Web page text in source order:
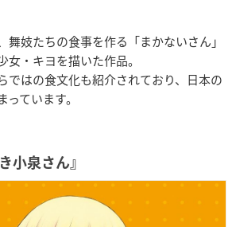
舞妓たちの食事を作る「まかないさん」
女・キヨを描いた作品。
ではの食文化も紹介されており、日本の
ています。
小泉さん』